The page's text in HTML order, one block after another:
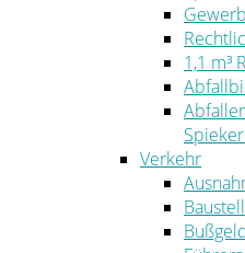
1,1 m³
Verkehr